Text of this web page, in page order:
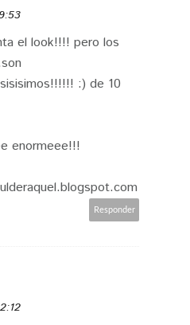
el look!!!! pero los
:) de 10
enormeee!!!
Responder